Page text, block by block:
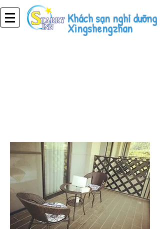
Khách sạn nghỉ dưỡng
Xingshengzhan